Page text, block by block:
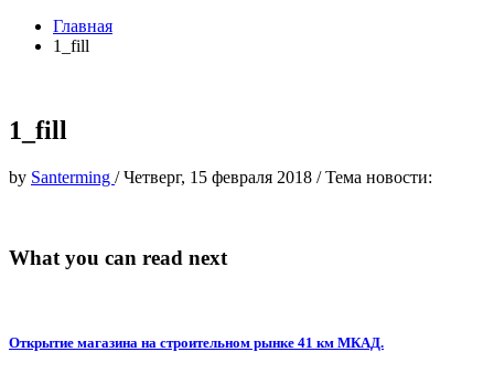
Главная
1_fill
1_fill
by Santerming /Четверг, 15 февраля 2018 /Тема новости:
What you can read next
Открытие магазина на строительном рынке 41 км МКАД.